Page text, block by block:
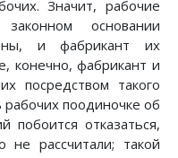
Значит, рабочие
основании
и фабрикант их
конечно, фабрикант и
посредством такого
поодиночке об
побоится отказаться,
не рассчитали; такой